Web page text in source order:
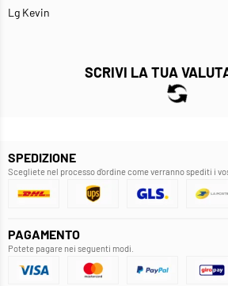
Lg Kevin
SCRIVI LA TUA
SPEDIZIONE
Scegliete nel processo d'ordine come verranno spediti i
PAGAMENTO
Potete pagare nei seguenti modi.